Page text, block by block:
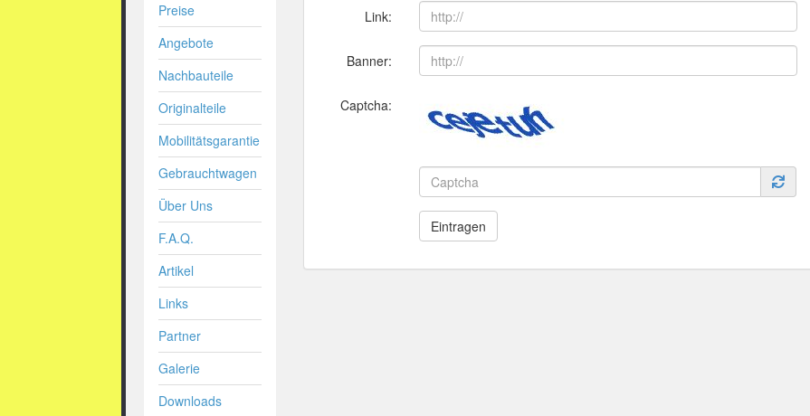
Preise
Angebote
Nachbauteile
Originalteile
Mobilitätsgarantie
Gebrauchtwagen
Über Uns
F.A.Q.
Artikel
Links
Partner
Galerie
Downloads
Link:
Banner:
Captcha:
Eintragen